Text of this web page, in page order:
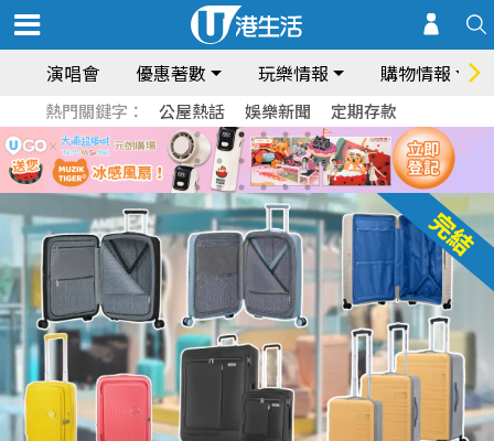
演唱會 優惠著數 玩樂情報 購物情報
熱門關鍵字： 公屋熱話 娛樂新聞 定期存款